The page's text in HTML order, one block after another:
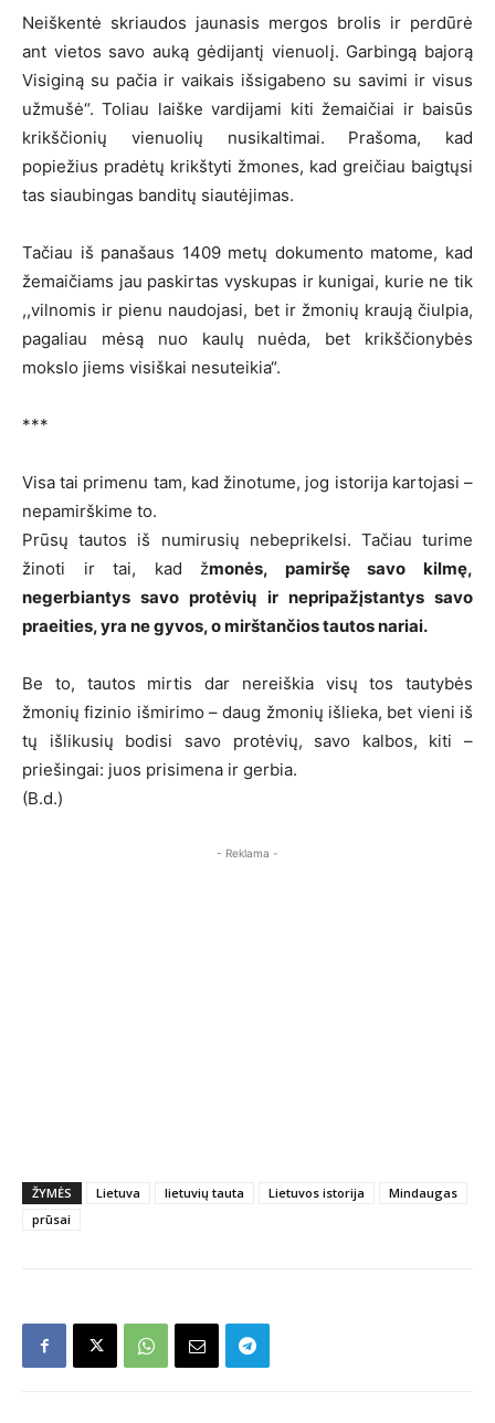
Neiškentė skriaudos jaunasis mergos brolis ir perdūrė
ant vietos savo auką gėdijantį vienuolį. Garbingą bajorą
Visiginą su pačia ir vaikais išsigabeno su savimi ir visus
užmušė“. Toliau laiške vardijami kiti žemaičiai ir baisūs
krikščionių vienuolių nusikaltimai. Prašoma, kad
popiežius pradėtų krikštyti žmones, kad greičiau baigtųsi
tas siaubingas banditų siautėjimas.
Tačiau iš panašaus 1409 metų dokumento matome, kad
žemaičiams jau paskirtas vyskupas ir kunigai, kurie ne tik
,,vilnomis ir pienu naudojasi, bet ir žmonių kraują čiulpia,
pagaliau mėsą nuo kaulų nuėda, bet krikščionybės
mokslo jiems visiškai nesuteikia“.
***
Visa tai primenu tam, kad žinotume, jog istorija kartojasi –
nepamirškime to.
Prūsų tautos iš numirusių nebeprikelsi. Tačiau turime
žinoti ir tai, kad žmonės, pamiršę savo kilmę,
negerbiantys savo protėvių ir nepripažįstantys savo
praeities, yra ne gyvos, o mirštančios tautos nariai.
Be to, tautos mirtis dar nereiškia visų tos tautybės
žmonių fizinio išmirimo – daug žmonių išlieka, bet vieni iš
tų išlikusių bodisi savo protėvių, savo kalbos, kiti –
priešingai: juos prisimena ir gerbia.
(B.d.)
- Reklama -
ŽYMĖS Lietuva lietuvių tauta Lietuvos istorija
Mindaugas
prūsai